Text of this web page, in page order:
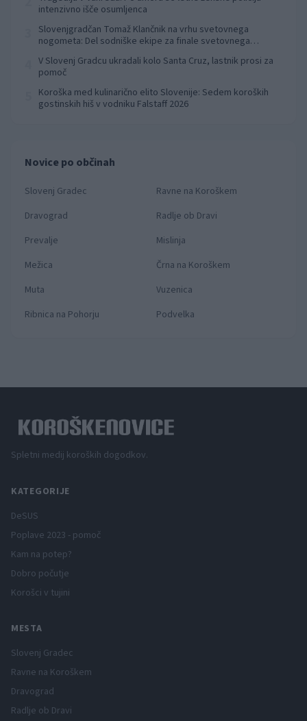
intenzivno išče osumljenca
Slovenjgradčan Tomaž Klančnik na vrhu svetovnega
nogometa: Del sodniške ekipe za finale svetovnega
V Slovenj Gradcu ukradali kolo Santa Cruz, lastnik prosi za
pomoč
Koroška med kulinarično elito Slovenije: Sedem koroških
gostinskih hiš v vodniku Falstaff 2026
Novice po občinah
Slovenj Gradec
Ravne na Koroškem
Dravograd
Radlje ob Dravi
Prevalje
Mislinja
Mežica
Črna na Koroškem
Muta
Vuzenica
Ribnica na Pohorju
Podvelka
Spletni medij koroških dogodkov.
KATEGORIJE
DeSUS
Poplave 2023 - pomoč
Kam na potep?
Dobro počutje
Korošci v tujini
MESTA
Slovenj Gradec
Ravne na Koroškem
Dravograd
Radlje ob Dravi